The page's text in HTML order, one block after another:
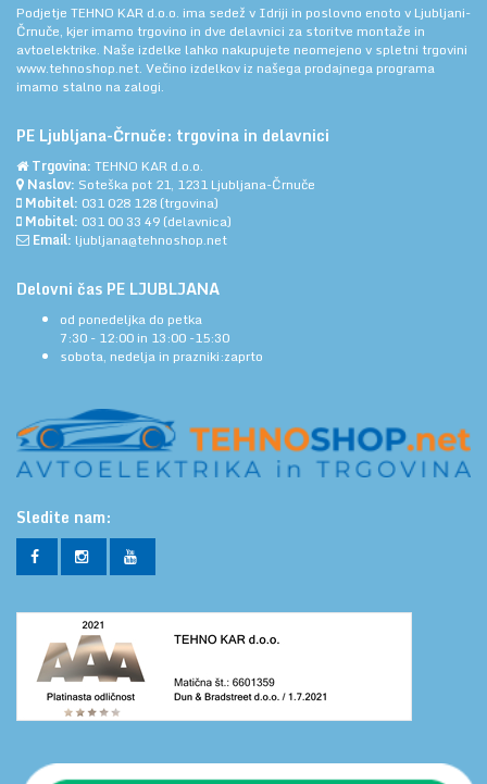
Podjetje TEHNO KAR d.o.o. ima sedež v Idriji in poslovno enoto v Ljubljani-
Črnuče, kjer imamo trgovino in dve delavnici za storitve montaže in
avtoelektrike. Naše izdelke lahko nakupujete neomejeno v spletni trgovini
www.tehnoshop.net. Večino izdelkov iz našega prodajnega programa
imamo stalno na zalogi.
PE Ljubljana-Črnuče: trgovina in delavnici
Trgovina: TEHNO KAR d.o.o.
Naslov: Soteška pot 21, 1231 Ljubljana-Črnuče
Mobitel: 031 028 128 (trgovina)
Mobitel: 031 00 33 49 (delavnica)
Email: ljubljana@tehnoshop.net
Delovni čas PE LJUBLJANA
od ponedeljka do petka
7:30 - 12:00 in 13:00 -15:30
sobota, nedelja in prazniki:zaprto
Sledite nam: